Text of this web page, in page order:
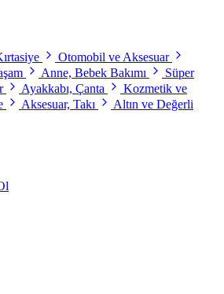
Otomobil ve Aksesuar
Anne, Bebek Bakımı
Süper
Ayakkabı, Çanta
Kozmetik ve
Aksesuar, Takı
Altın ve Değerli